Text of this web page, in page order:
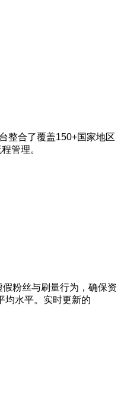
整合了覆盖150+国家地区
管理。
粉丝与刷量行为，确保资
均水平。实时更新的